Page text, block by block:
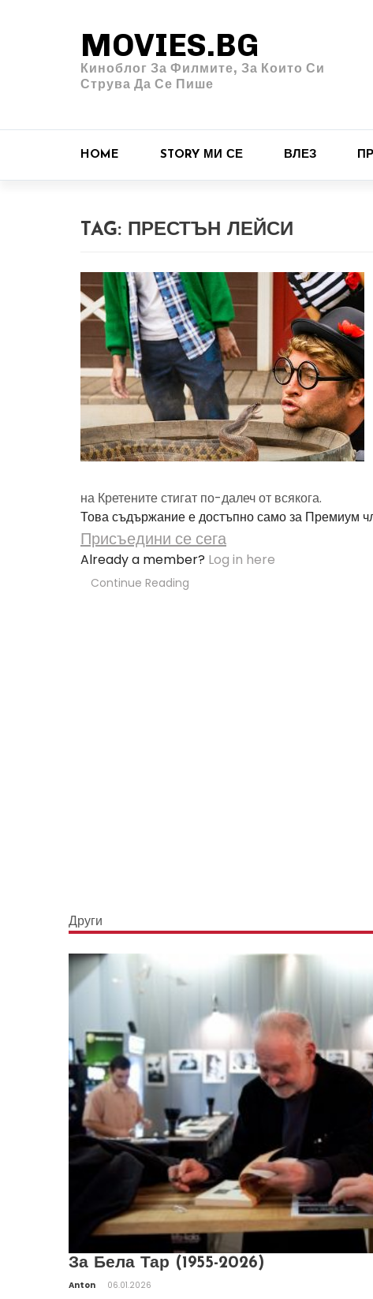
MOVIES.BG
Киноблог За Филмите, За Които Си
Струва Да Се Пише
HOME STORY МИ СЕ ВЛЕЗ
TAG: ПРЕСТЪН ЛЕЙСИ
на Кретените стигат по-далеч от всякога.
Това съдържание е достъпно само за Премиум
Присъедини се сега
Already a member? Log in here
Continue Reading
Други
За Бела Тар (1955-2026)
Anton 06.01.2026